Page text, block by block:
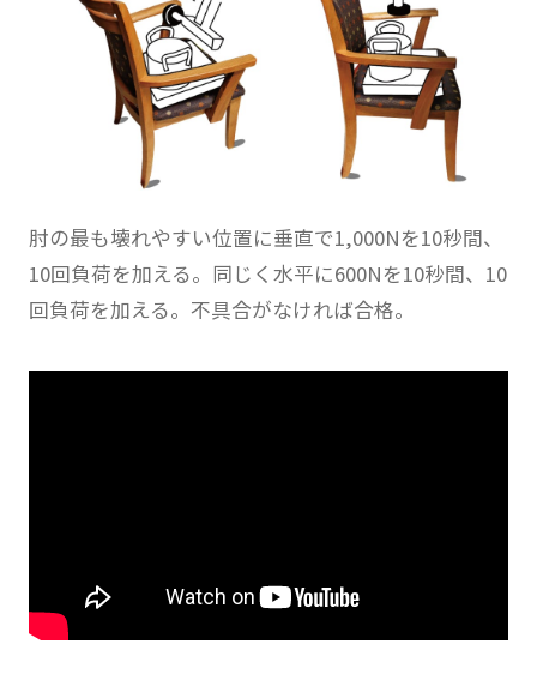
肘の最も壊れやすい位置に垂直で1,000Nを10秒間、
10回負荷を加える。同じく水平に600Nを10秒間、10
回負荷を加える。不具合がなければ合格。